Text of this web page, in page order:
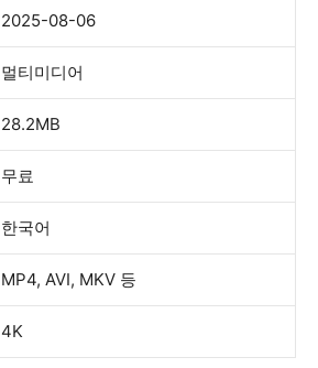
2025-08-06
멀티미디어
28.2MB
무료
한국어
MP4, AVI, MKV 등
4K